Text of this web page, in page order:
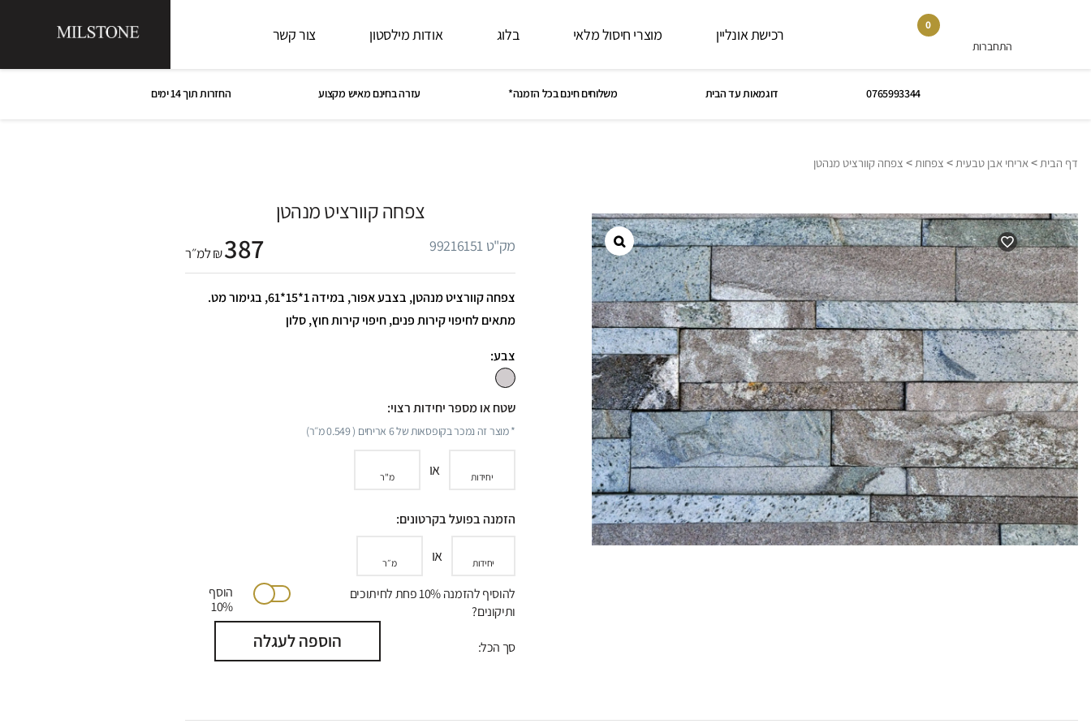
התחברות
0
רכישת אונליין מוצרי חיסול מלאי בלוג אודות מילסטון צור קשר
0765993344 דוגמאות עד הבית משלוחים חינם בכל הזמנה* עזרה בחינם מאיש מקצוע החזרות תוך 14 ימים
דף הבית>אריחי אבן טבעית> צפחות> צפחה קוורציט מנהטן
צפחה קוורציט מנהטן
מק"ט 99216151 387₪ למ״ר
צפחה קוורציט מנהטן, בצבע אפור, במידה 1*15*61, בגימור מט.
מתאים לחיפוי קירות פנים, חיפוי קירות חוץ, סלון
צבע:
שטח או מספר יחידות רצוי:
* מוצר זה נמכר בקופסאות של6 אריחים (0.549מ״ר)
יחידות או מ"ר
הזמנה בפועל בקרטונים:
יחידות או מ״ר
להוסיף להזמנה 10% פחת לחיתוכים
ותיקונים?
הוסף
10%
סך הכל: הוספה לעגלה